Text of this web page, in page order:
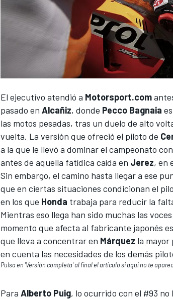
El ejecutivo atendió a Motorsport.com
pasado en Alcañiz, donde Pecco Bagnaia
las motos pesadas, tras un duelo de alto
vuelta. La versión que ofreció el piloto de
a la que le llevó a dominar el campeonato
antes de aquella fatídica caída en Jerez, en
Sin embargo, el camino hasta llegar a ese
que en ciertas situaciones condicionan el
en los que Honda trabaja para reducir la
Mientras eso llega han sido muchas las
momento que afecta al fabricante japonés
que lleva a concentrar en Márquez la
en cuenta las necesidades de los demás
Pulsa en 'Versión completa' al final el artículo si aquí no te
Para Alberto Puig, lo ocurrido con el #93 no